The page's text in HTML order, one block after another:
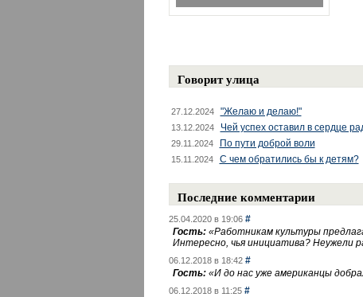
Говорит улица
27.12.2024 "Желаю и делаю!"
13.12.2024 Чей успех оставил в сердце
29.11.2024 По пути доброй воли
15.11.2024 С чем обратились бы к детям?
Последние комментарии
25.04.2020 в 19:06 #
Гость: «Работникам культуры
Интересно, чья инициатива? Неужели
06.12.2018 в 18:42 #
Гость: «И до нас уже американцы
06.12.2018 в 11:25 #